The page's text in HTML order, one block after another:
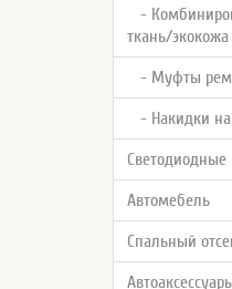
-
ткань/экокожа
- Муфты
- Накидки на
Светодиодные
Автомебель
Спальный